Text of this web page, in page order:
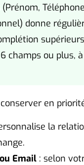
donne
champs ou plus,
en
la
Email : selon